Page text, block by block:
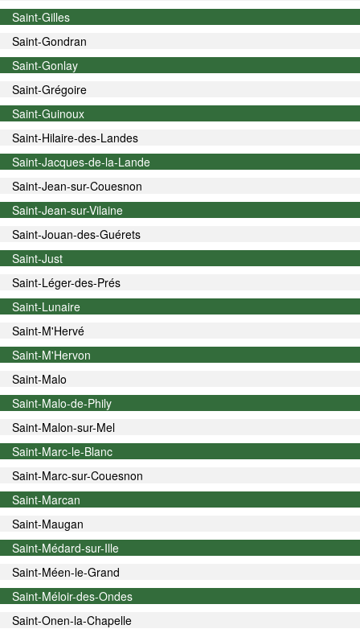
Saint-Gilles
Saint-Gondran
Saint-Gonlay
Saint-Grégoire
Saint-Guinoux
Saint-Hilaire-des-Landes
Saint-Jacques-de-la-Lande
Saint-Jean-sur-Couesnon
Saint-Jean-sur-Vilaine
Saint-Jouan-des-Guérets
Saint-Just
Saint-Léger-des-Prés
Saint-Lunaire
Saint-M'Hervé
Saint-M'Hervon
Saint-Malo
Saint-Malo-de-Phily
Saint-Malon-sur-Mel
Saint-Marc-le-Blanc
Saint-Marc-sur-Couesnon
Saint-Marcan
Saint-Maugan
Saint-Médard-sur-Ille
Saint-Méen-le-Grand
Saint-Méloir-des-Ondes
Saint-Onen-la-Chapelle